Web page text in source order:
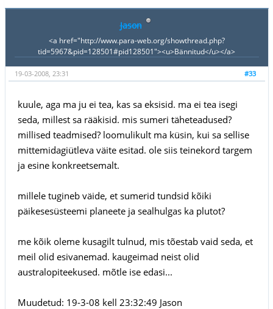
Jason
<a href="http://www.para-web.org/showthread.php?
tid=5967&pid=128501#pid128501"><u>Bännitud</u></a>
#33
19-03-2008, 23:31
kuule, aga ma ju ei tea, kas sa eksisid. ma ei tea isegi
seda, millest sa rääkisid. mis sumeri täheteadused?
millised teadmised? loomulikult ma küsin, kui sa sellise
mittemidagiütleva väite esitad. ole siis teinekord targem
ja esine konkreetsemalt.
millele tugineb väide, et sumerid tundsid kõiki
päikesesüsteemi planeete ja sealhulgas ka plutot?
me kõik oleme kusagilt tulnud, mis tõestab vaid seda, et
meil olid esivanemad. kaugeimad neist olid
australopiteekused. mõtle ise edasi...
Muudetud: 19-3-08 kell 23:32:49 Jason